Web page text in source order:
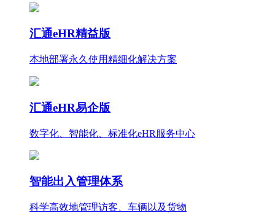
汇通eHR精益版
本地部署永久使用精细化解决方案
汇通eHR易企版
数字化、智能化、标准化eHR服务中心
智能出入管理体系
科学高效地管理访客、车辆以及货物